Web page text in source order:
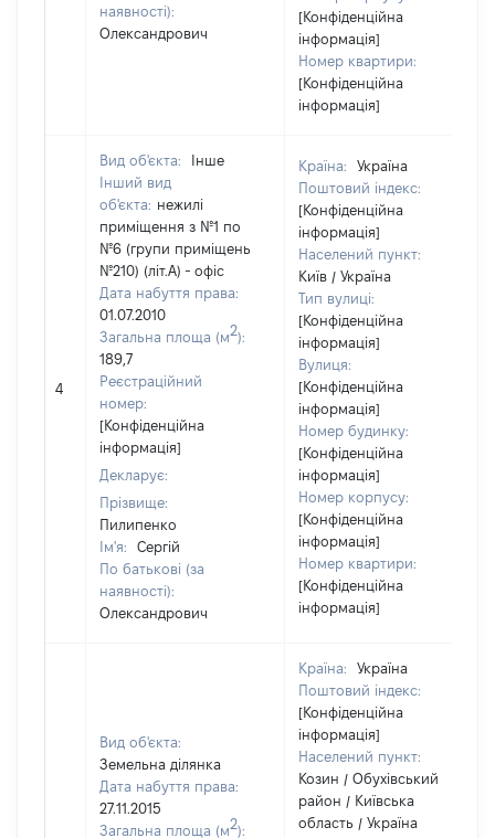
наявності):
Олександрович
[Конфіденційна
інформація]
Номер квартири:
[Конфіденційна
інформація]
4
Вид об'єкта:
Інше
Інший вид
об'єкта: нежилі
приміщення з №1 по
№6 (групи приміщень
№210) (літ.А) - офіс
Дата набуття права:
01.07.2010
Загальна площа (м2):
189,7
Реєстраційний
номер:
[Конфіденційна
інформація]
Декларує:
Прізвище:
Пилипенко
Ім'я:
Сергій
По батькові (за
наявності):
Олександрович
Країна:
Україна
Поштовий індекс:
[Конфіденційна
інформація]
Населений пункт:
Київ / Україна
Тип вулиці:
[Конфіденційна
інформація]
Вулиця:
[Конфіденційна
інформація]
Номер будинку:
[Конфіденційна
інформація]
Номер корпусу:
[Конфіденційна
інформація]
Номер квартири:
[Конфіденційна
інформація]
Вид об'єкта:
Земельна ділянка
Дата набуття права:
27.11.2015
Загальна площа (м2):
Країна:
Україна
Поштовий індекс:
[Конфіденційна
інформація]
Населений пункт:
Козин / Обухівський
район / Київська
область / Україна